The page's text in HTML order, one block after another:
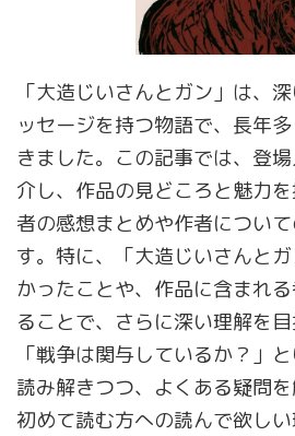
「大造じいさんとガン」は、
ッセージを持つ物語で、長年
きました。この記事では、登
介し、作品の見どころと魅力
者の感想まとめや作者につい
す。特に、「大造じいさんと
かったことや、作品に含まれ
ることで、さらに深い理解を目
「戦争は関与しているか？」
読み解きつつ、よくある疑問
初めて読む方への読んで欲し